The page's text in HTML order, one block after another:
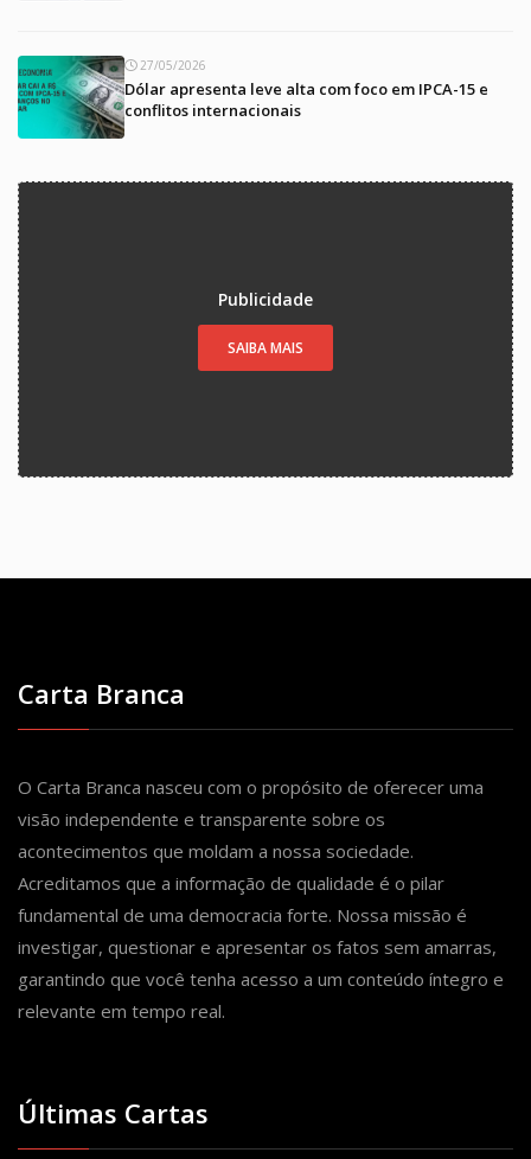
27/05/2026
Dólar apresenta leve alta com foco em IPCA-15 e
conflitos internacionais
Publicidade
SAIBA MAIS
Carta Branca
O Carta Branca nasceu com o propósito de oferecer uma
visão independente e transparente sobre os
acontecimentos que moldam a nossa sociedade.
Acreditamos que a informação de qualidade é o pilar
fundamental de uma democracia forte. Nossa missão é
investigar, questionar e apresentar os fatos sem amarras,
garantindo que você tenha acesso a um conteúdo íntegro e
relevante em tempo real.
Últimas Cartas